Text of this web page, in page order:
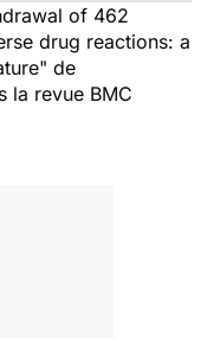
of 462
drug reactions: a
de
la revue BMC